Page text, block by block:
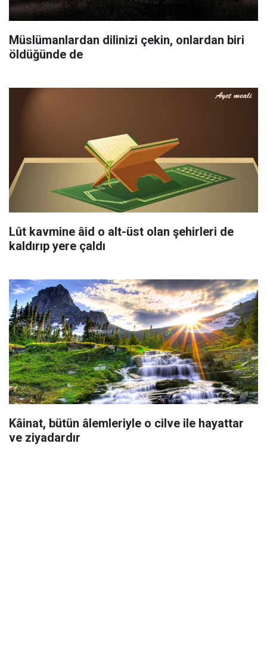
Müslümanlardan dilinizi çekin, onlardan biri
öldüğünde de
Lût kavmine âid o alt-üst olan şehirleri de
kaldırıp yere çaldı
Kâinat, bütün âlemleriyle o cilve ile hayattar
ve ziyadardır